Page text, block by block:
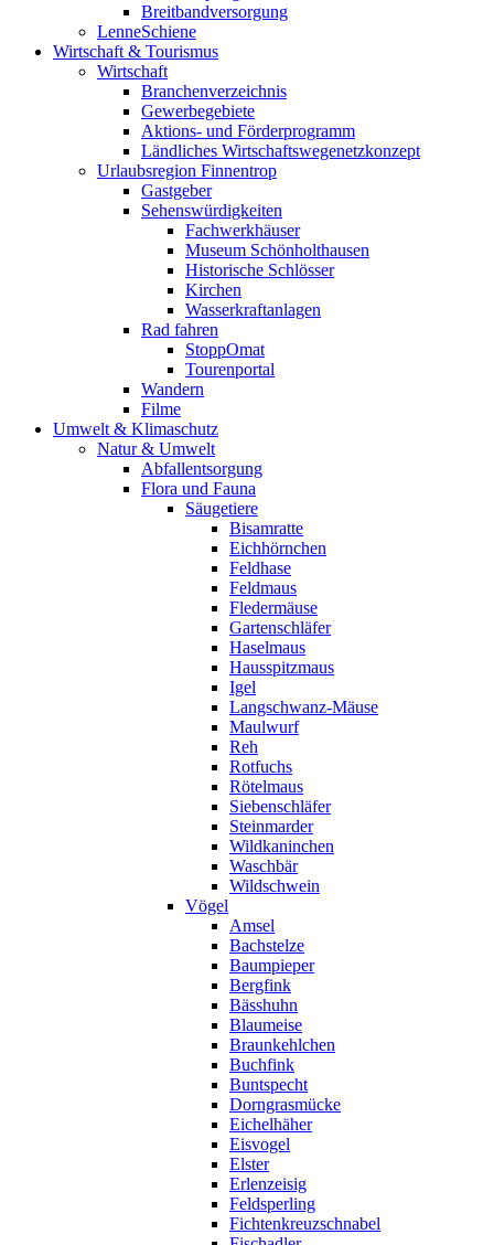
Breitbandversorgung
LenneSchiene
Wirtschaft & Tourismus
Wirtschaft
Branchenverzeichnis
Gewerbegebiete
Aktions- und Förderprogramm
Ländliches Wirtschaftswegenetzkonzept
Urlaubsregion Finnentrop
Gastgeber
Sehenswürdigkeiten
Fachwerkhäuser
Museum Schönholthausen
Historische Schlösser
Kirchen
Wasserkraftanlagen
Rad fahren
StoppOmat
Tourenportal
Wandern
Filme
Umwelt & Klimaschutz
Natur & Umwelt
Abfallentsorgung
Flora und Fauna
Säugetiere
Bisamratte
Eichhörnchen
Feldhase
Feldmaus
Fledermäuse
Gartenschläfer
Haselmaus
Hausspitzmaus
Igel
Langschwanz-Mäuse
Maulwurf
Reh
Rotfuchs
Rötelmaus
Siebenschläfer
Steinmarder
Wildkaninchen
Waschbär
Wildschwein
Vögel
Amsel
Bachstelze
Baumpieper
Bergfink
Bässhuhn
Blaumeise
Braunkehlchen
Buchfink
Buntspecht
Dorngrasmücke
Eichelhäher
Eisvogel
Elster
Erlenzeisig
Feldsperling
Fichtenkreuzschnabel